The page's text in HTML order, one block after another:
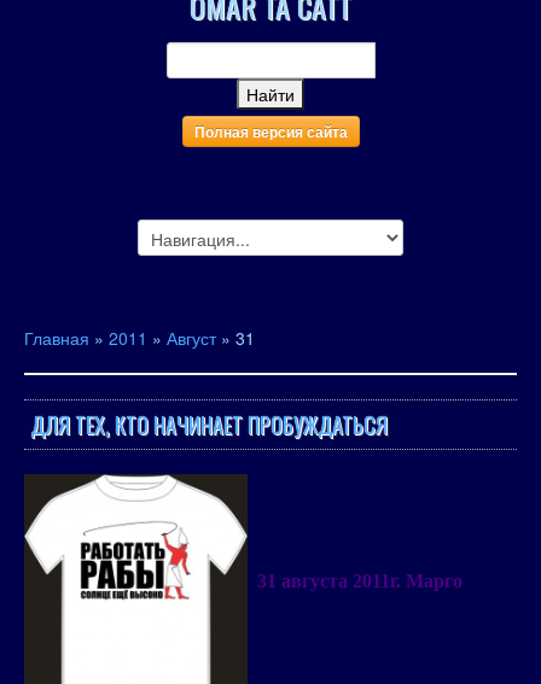
Полная версия сайта
Главная » 2011 » Август » 31
ДЛЯ ТЕХ, КТО НАЧИНАЕТ ПРОБУЖДАТЬСЯ
31 августа 2011г. Марго